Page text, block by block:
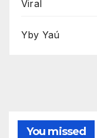
Viral
Yby Yaú
You missed